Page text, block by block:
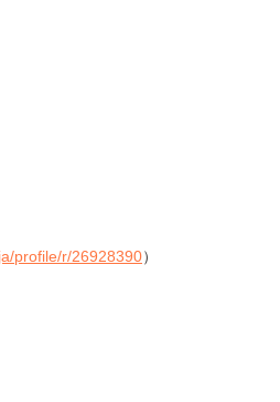
profile/r/26928390）